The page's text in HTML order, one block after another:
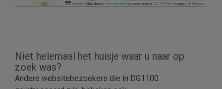
Leaflet| Map data ©OpenStreetMapcontributors, CC-BY-SA , Imagery ©Mapbox
Niet helemaal het huisje waar u naar op
zoek was?
Andere websitebezoekers die in DG1100